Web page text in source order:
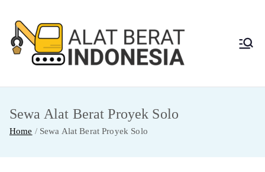
content
Berat
Jasa Sewa Alat
Sewa Alat Berat Proyek Solo
Home Sewa Alat Berat Proyek Solo